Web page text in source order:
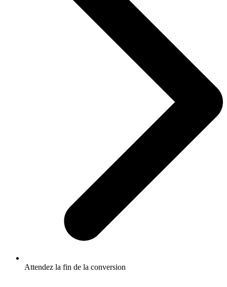
Attendez la fin de la conversion